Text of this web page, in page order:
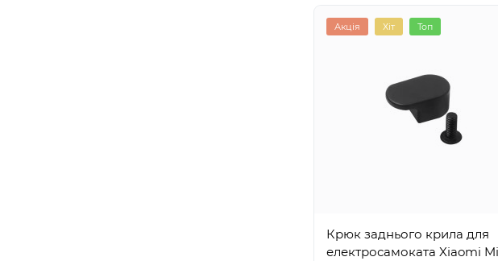
Акція Хіт Топ
Крюк заднього крила для
електросамоката Xiaomi Mi